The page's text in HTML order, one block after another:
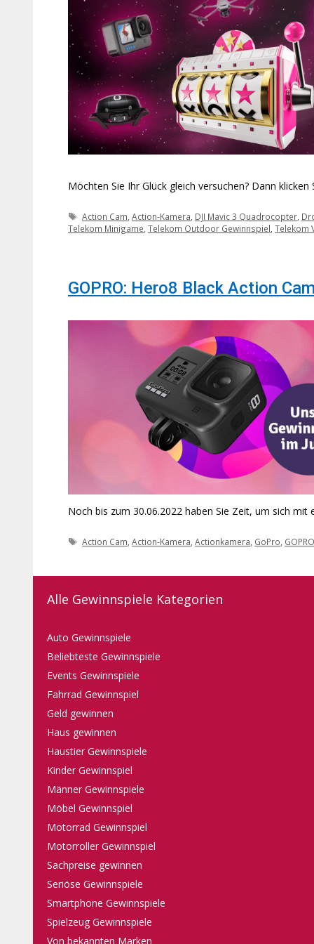
Möchten Sie Ihr Glück gleich versuchen? Dann
Schlagwörter
Action Cam,Action-Kamera, DJI Mavic 3 Quadrocopter,
Telekom Minigame, Telekom Outdoor Gewinnspiel, Telekom
GOPRO: Hero8 Black Action
Noch bis zum 30.06.2022 haben Sie Zeit, um sich
Schlagwörter
Action Cam ,Action-Kamera ,Actionkamera GoPro
Alle Gewinnspiele Kategorien
Auto Gewinnspiele
Beliebteste Gewinnspiele
Events Gewinnspiele
Fahrrad Gewinnspiel
Geld gewinnen
Haus gewinnen
Haustier Gewinnspiele
Kinder Gewinnspiel
Männer Gewinnspiele
Möbel Gewinnspiel
Motorrad Gewinnspiel
Motorroller Gewinnspiel
Sachpreise gewinnen
Seriöse Gewinnspiele
Smartphone Gewinnspiele
Spielzeug Gewinnspiele
Von bekannten Marken